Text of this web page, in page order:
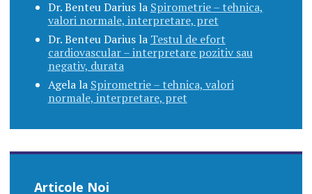
Dr. Benteu Dariusla Spirometrie – tehnica,
valori normale, interpretare, pret
Dr. Benteu Dariusla Testul de efort
cardiovascular – interpretare pozitiv sau
negativ, durata
Agelala Spirometrie – tehnica, valori
normale, interpretare, pret
Articole Noi